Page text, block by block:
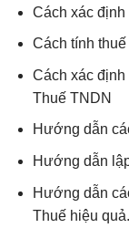
Cách xác định
Cách tính thuế
Cách xác
Thuế TNDN
Hướng dẫn
Hướng dẫn
Hướng dẫn
Thuế hiệu quả.